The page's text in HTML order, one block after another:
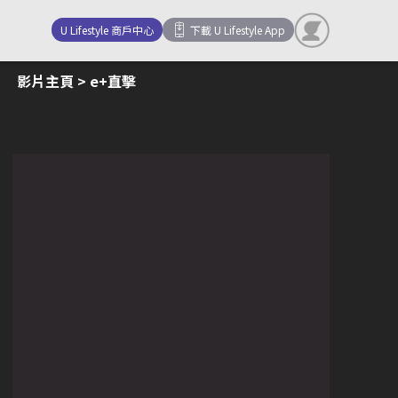
U Lifestyle 商戶中心 下載 U Lifestyle App
影片主頁 > e+直擊